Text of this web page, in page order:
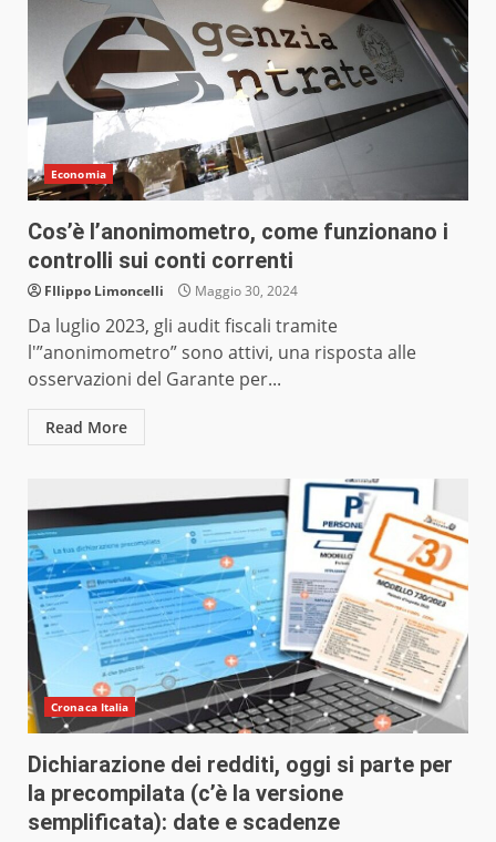
Economia
Cos’è l’anonimometro, come funzionano i
controlli sui conti correnti
FIlippo Limoncelli Maggio 30, 2024
Da luglio 2023, gli audit fiscali tramite
l'”anonimometro” sono attivi, una risposta alle
osservazioni del Garante per...
Read More
Cronaca Italia
Dichiarazione dei redditi, oggi si parte per
la precompilata (c’è la versione
semplificata): date e scadenze